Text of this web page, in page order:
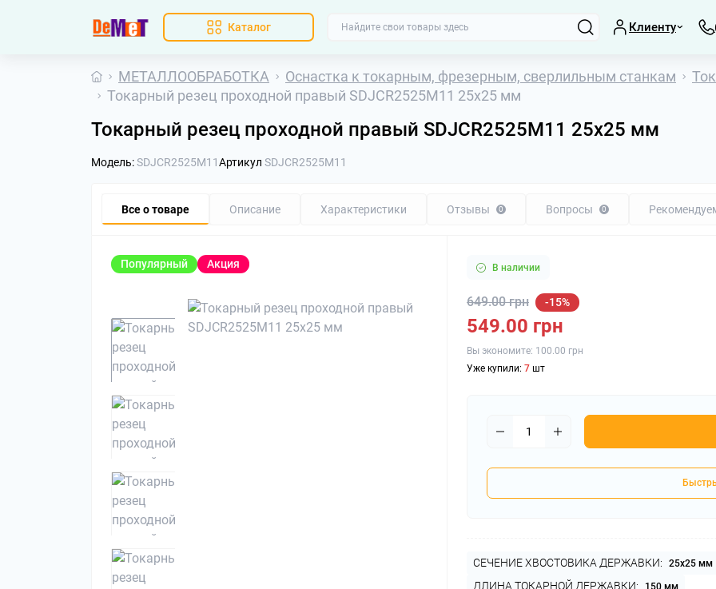
Каталог Клиенту
МЕТАЛЛООБРАБОТКА Оснастка к токарным, фрезерным, сверлильным станкам
Токарный резец проходной правый SDJCR2525M11 25x25 мм
Токарный резец проходной правый SDJCR2525M11 25x25 мм
Модель:SDJCR2525M11Артикул SDJCR2525M11
Все о товаре Описание Характеристики Отзывы 0 Вопросы 0
Популярный Акция В наличии
649.00 грн -15%
549.00 грн
Вы экономите: 100.00 грн
Уже купили:7 шт
СЕЧЕНИЕ ХВОСТОВИКА ДЕРЖАВКИ: 25х25 мм
ДЛИНА ТОКАРНОЙ ДЕРЖАВКИ: 150 мм